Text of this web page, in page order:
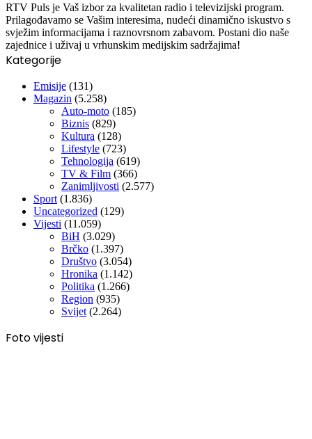
RTV Puls je Vaš izbor za kvalitetan radio i televizijski program.
Prilagođavamo se Vašim interesima, nudeći dinamično iskustvo s
svježim informacijama i raznovrsnom zabavom. Postani dio naše
zajednice i uživaj u vrhunskim medijskim sadržajima!
Kategorije
Emisije (131)
Magazin (5.258)
Auto-moto (185)
Biznis (829)
Kultura (128)
Lifestyle (723)
Tehnologija (619)
TV & Film (366)
Zanimljivosti (2.577)
Sport (1.836)
Uncategorized (129)
Vijesti (11.059)
BiH (3.029)
Brčko (1.397)
Društvo (3.054)
Hronika (1.142)
Politika (1.266)
Region (935)
Svijet (2.264)
Foto vijesti